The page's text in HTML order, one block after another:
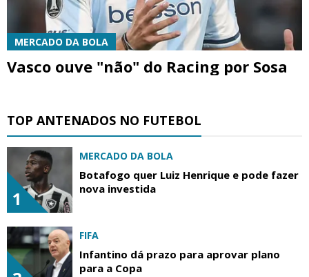
MERCADO DA BOLA
Vasco ouve "não" do Racing por Sosa
TOP ANTENADOS NO FUTEBOL
1
MERCADO DA BOLA
Botafogo quer Luiz Henrique e pode fazer
nova investida
FIFA
Infantino dá prazo para aprovar plano
para a Copa